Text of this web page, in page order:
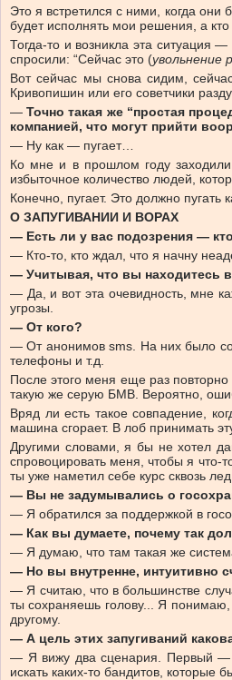
Это я встретился с ними, когда
будет исполнять мои решения, а
Тогда-то и возникла эта ситуация
спросили: “Сейчас это (увольнение
Вот сейчас мы снова сидим,
Кривопишин или его советчики
—Точно такая же “простая
компанией, что могут прийти
— Ну как — пугает…
Ко мне и в прошлом году
избыточное количество людей,
Конечно, пугает. Это должно пугать
О ЗАПУГИВАНИИ И ВОРАХ
— Есть ли у вас подозрения —
— Кто-то, кто ждал, что я начну
— Учитывая, что вы находитесь
— Да, и вот эта очевидность, мне
угрозы.
— От кого?
— От анонимов sms. На них было
телефоны и т.д.
После этого меня еще раз
такую же серую БМВ. Вероятно,
Вряд ли есть такое совпадение,
машина сгорает. В лоб принимать
Другими словами, я бы не хотел
спровоцировать меня, чтобы я что-
ты уже наметил себе курс сквозь
— Вы не задумывались о
— Я обратился за поддержкой в
— Как вы думаете, почему так
— Я думаю, что там такая же
— Но вы внутренне, интуитивно
— Я считаю, что в большинстве
ты сохраняешь голову... Я
другому.
— А цель этих запугиваний
— Я вижу два сценария. Первый —
искать каких-то бандитов, которые